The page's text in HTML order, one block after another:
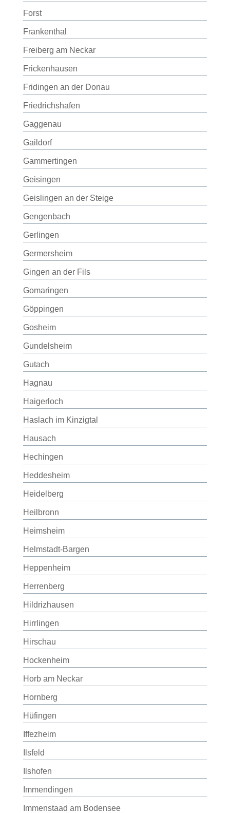
Forst
Frankenthal
Freiberg am Neckar
Frickenhausen
Fridingen an der Donau
Friedrichshafen
Gaggenau
Gaildorf
Gammertingen
Geisingen
Geislingen an der Steige
Gengenbach
Gerlingen
Germersheim
Gingen an der Fils
Gomaringen
Göppingen
Gosheim
Gundelsheim
Gutach
Hagnau
Haigerloch
Haslach im Kinzigtal
Hausach
Hechingen
Heddesheim
Heidelberg
Heilbronn
Heimsheim
Helmstadt-Bargen
Heppenheim
Herrenberg
Hildrizhausen
Hirrlingen
Hirschau
Hockenheim
Horb am Neckar
Hornberg
Hüfingen
Iffezheim
Ilsfeld
Ilshofen
Immendingen
Immenstaad am Bodensee